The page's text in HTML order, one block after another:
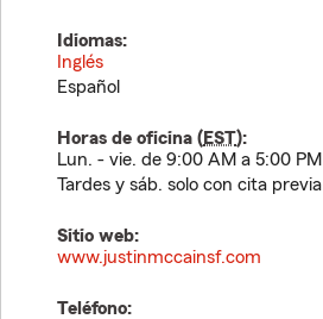
Idiomas:
Inglés
Español
Horas de oficina (EST):
Lun. - vie. de 9:00 AM a 5:00 PM
Tardes y sáb. solo con cita previa
Sitio web:
www.justinmccainsf.com
Teléfono: